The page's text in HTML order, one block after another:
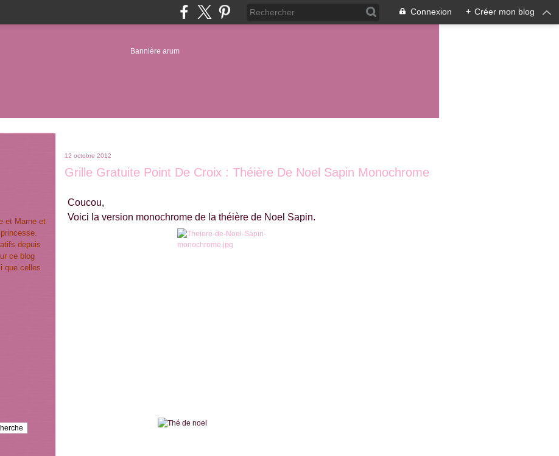
Connexion + Créer mon blog
et Marne et
depuis
ce blog
que celles
12 octobre 2012
Grille Gratuite Point De Croix : Théière De Noel Sapin Monochrome
Coucou,
Voici la version monochrome de la théière de Noel Sapin.